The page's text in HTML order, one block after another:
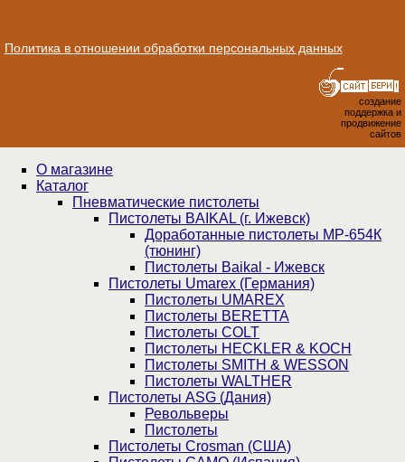
Политика в отношении обработки персональных данных
создание
поддержка и
продвижение
сайтов
О магазине
Каталог
Пнев­ма­ти­чес­кие пистолеты
Пистолеты BAIKAL (г. Ижевск)
Доработанные пистолеты МР-654К
(тюнинг)
Пистолеты Baikal - Ижевск
Пистолеты Umarex (Германия)
Пистолеты UMAREX
Пистолеты BERETTA
Пистолеты COLT
Пистолеты HECKLER & KOCH
Пистолеты SMITH & WESSON
Пистолеты WALTHER
Пистолеты ASG (Дания)
Револьверы
Пистолеты
Пистолеты Crosman (США)